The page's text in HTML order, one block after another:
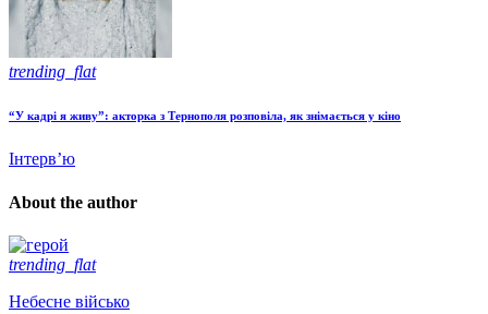
trending_flat
“У кадрі я живу”: акторка з Тернополя розповіла, як знімається у кіно
Інтерв’ю
About the author
trending_flat
Небесне військо